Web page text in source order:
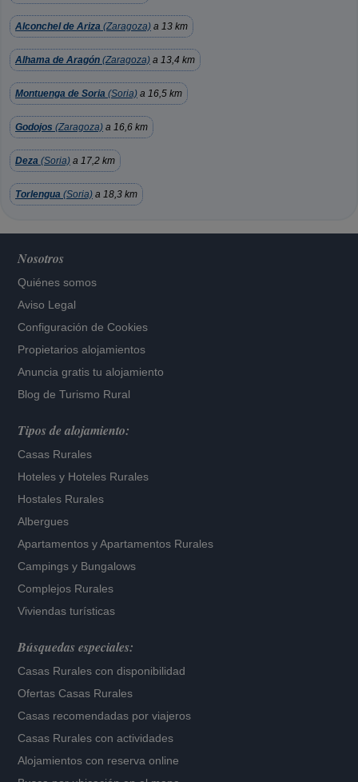
Alconchel de Ariza (Zaragoza) a 13 km
Alhama de Aragón (Zaragoza) a 13,4 km
Montuenga de Soria (Soria) a 16,5 km
Godojos (Zaragoza) a 16,6 km
Deza (Soria) a 17,2 km
Torlengua (Soria) a 18,3 km
Nosotros
Quiénes somos
Aviso Legal
Configuración de Cookies
Propietarios alojamientos
Anuncia gratis tu alojamiento
Blog de Turismo Rural
Tipos de alojamiento:
Casas Rurales
Hoteles y Hoteles Rurales
Hostales Rurales
Albergues
Apartamentos yApartamentos Rurales
Campings y Bungalows
Complejos Rurales
Viviendas turísticas
Búsquedas especiales:
Casas Rurales con disponibilidad
Ofertas Casas Rurales
Casas recomendadas por viajeros
Casas Rurales con actividades
Alojamientos con reserva online